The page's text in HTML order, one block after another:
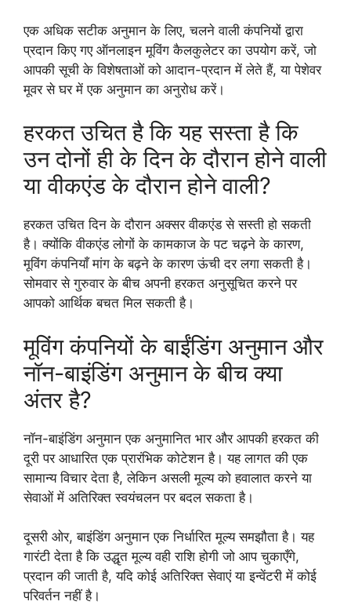
एक अधिक सटीक अनुमान के लिए, चलने वाली कंपनियों द्वारा
प्रदान किए गए ऑनलाइन मूविंग कैलकुलेटर का उपयोग करें, जो
आपकी सूची के विशेषताओं को आदान-प्रदान में लेते हैं, या पेशेवर
मूवर से घर में एक अनुमान का अनुरोध करें।
हरकत उचित है कि यह सस्ता है कि
उन दोनों ही के दिन के दौरान होने वाली
या वीकएंड के दौरान होने वाली?
हरकत उचित दिन के दौरान अक्सर वीकएंड से सस्ती हो सकती
है। क्योंकि वीकएंड लोगों के कामकाज के पट चढ़ने के कारण,
मूविंग कंपनियाँ मांग के बढ़ने के कारण ऊंची दर लगा सकती है।
सोमवार से गुरुवार के बीच अपनी हरकत अनुसूचित करने पर
आपको आर्थिक बचत मिल सकती है।
मूविंग कंपनियों के बाईंडिंग अनुमान और
नॉन-बाइंडिंग अनुमान के बीच क्या
अंतर है?
नॉन-बाइंडिंग अनुमान एक अनुमानित भार और आपकी हरकत की
दूरी पर आधारित एक प्रारंभिक कोटेशन है। यह लागत की एक
सामान्य विचार देता है, लेकिन असली मूल्य को हवालात करने या
सेवाओं में अतिरिक्त स्वयंचलन पर बदल सकता है।
दूसरी ओर, बाइंडिंग अनुमान एक निर्धारित मूल्य समझौता है। यह
गारंटी देता है कि उद्धृत मूल्य वही राशि होगी जो आप चुकाएँगे,
प्रदान की जाती है, यदि कोई अतिरिक्त सेवाएं या इन्वेंटरी में कोई
परिवर्तन नहीं है।